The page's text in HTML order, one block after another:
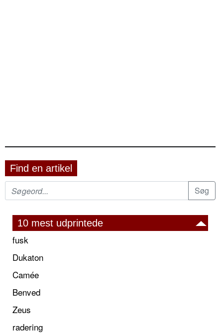
Find en artikel
10 mest udprintede
fusk
Dukaton
Camée
Benved
Zeus
radering